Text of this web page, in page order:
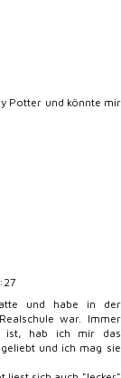
Potter und könnte mir
und habe in der
war. Immer
ist, hab ich mir das
und ich mag sie